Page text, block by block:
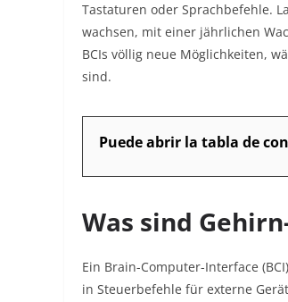
Tastaturen oder Sprachbefehle.
wachsen, mit einer jährlichen
BCIs völlig neue Möglichkeiten,
sind.
Puede abrir la tabla de
Was sind
Ein Brain-Computer-Interface
in Steuerbefehle für externe